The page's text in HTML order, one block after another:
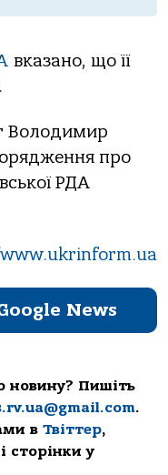
вказано, що її
Володимир
про
РДА
News
новину? Пишіть
.
в Твіттер,
сторінки у